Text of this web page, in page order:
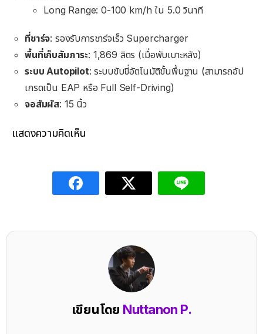
Long Range: 0-100 km/h ใน 5.0 วินาที
ที่ชาร์จ: รองรับการชาร์จเร็ว Supercharger
พื้นที่เก็บสัมภาระ: 1,869 ลิตร (เมื่อพับเบาะหลัง)
ระบบ Autopilot: ระบบขับขี่อัตโนมัติขั้นพื้นฐาน (สามารถอัป
เกรดเป็น EAP หรือ Full Self-Driving)
จอสัมผัส: 15 นิ้ว
แสดงความคิดเห็น
เขียนโดย Nuttanon P.